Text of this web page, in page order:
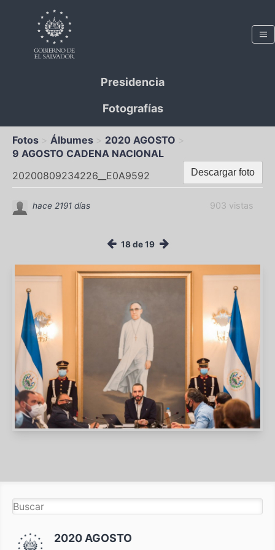
Presidencia
Fotografías
Fotos Álbumes
2020 AGOSTO
9 AGOSTO CADENA NACIONAL
Descargar foto
20200809234226__E0A9592
903 vistas
hace 2191 días
18 de 19
2020 AGOSTO